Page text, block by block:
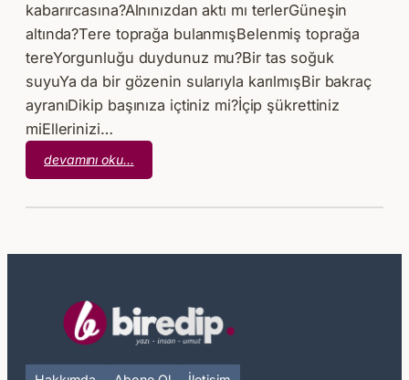
kabarırcasına?Alnınızdan aktı mı terlerGüneşin
altında?Tere toprağa bulanmışBelenmiş toprağa
tereYorgunluğu duydunuz mu?Bir tas soğuk
suyuYa da bir gözenin sularıyla karılmışBir bakraç
ayranıDikip başınıza içtiniz mi?İçip şükrettiniz
miEllerinizi…
devamını oku…
Mustafa
Hiç